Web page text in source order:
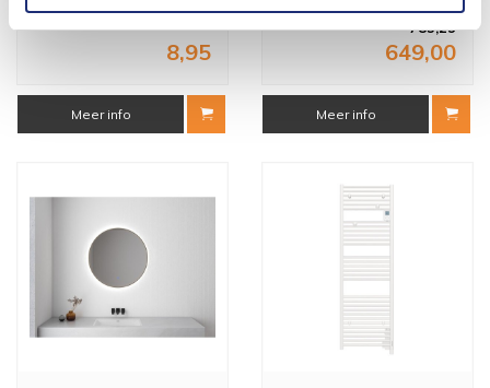
8,95
Meer info
785,29
649,00
Meer info